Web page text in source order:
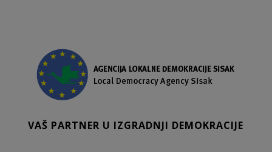
VAŠ PARTNER U IZGRADNJI DEMOKRACIJE